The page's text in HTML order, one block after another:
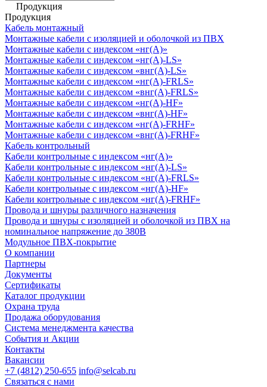
Продукция
Продукция
Кабель монтажный
Монтажные кабели с изоляцией и оболочкой из ПВХ
Монтажные кабели с индексом «нг(А)»
Монтажные кабели с индексом «нг(А)-LS»
Монтажные кабели с индексом «внг(А)-LS»
Монтажные кабели с индексом «нг(А)-FRLS»
Монтажные кабели с индексом «внг(А)-FRLS»
Монтажные кабели с индексом «нг(А)-HF»
Монтажные кабели с индексом «внг(А)-HF»
Монтажные кабели с индексом «нг(А)-FRHF»
Монтажные кабели с индексом «внг(А)-FRHF»
Кабель контрольный
Кабели контрольные с индексом «нг(А)»
Кабели контрольные с индексом «нг(А)-LS»
Кабели контрольные с индексом «нг(А)-FRLS»
Кабели контрольные с индексом «нг(А)-HF»
Кабели контрольные с индексом «нг(А)-FRHF»
Провода и шнуры различного назначения
Провода и шнуры с изоляцией и оболочкой из ПВХ на
номинальное напряжение до 380В
Модульное ПВХ-покрытие
О компании
Партнеры
Документы
Сертификаты
Каталог продукции
Охрана труда
Продажа оборудования
Система менеджмента качества
События и Акции
Контакты
Вакансии
+7 (4812) 250-655 info@selcab.ru
Связаться с нами